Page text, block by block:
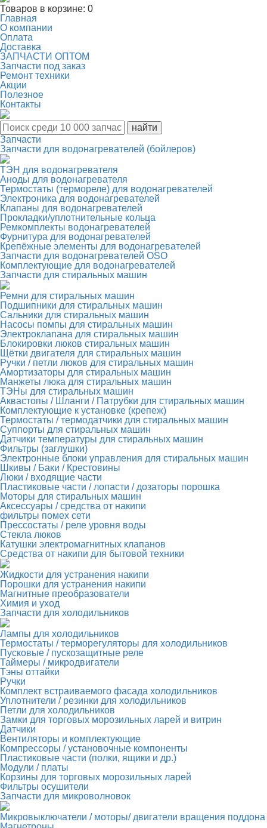
Товаров в корзине: 0
Главная
О компании
Оплата
Доставка
ЗАПЧАСТИ ОПТОМ
Запчасти под заказ
Ремонт техники
Акции
Полезное
Контакты
Запчасти
Запчасти для водонагревателей (бойлеров)
ТЭН для водонагревателя
Аноды для водонагревателя
Термостаты (термореле) для водонагревателей
Электроника для водонагревателей
Клапаны для водонагревателей
Прокладки/уплотнительные кольца
Ремкомплекты водонагревателей
Фурнитура для водонагревателей
Крепёжные элементы для водонагревателей
Запчасти для водонагревателей OSO
Комплектующие для водонагревателей
Запчасти для стиральных машин
Ремни для стиральных машин
Подшипники для стиральных машин
Сальники для стиральных машин
Насосы помпы для стиральных машин
Электроклапана для стиральных машин
Блокировки люков стиральных машин
Щётки двигателя для стиральных машин
Ручки / петли люков для стиральных машин
Амортизаторы для стиральных машин
Манжеты люка для стиральных машин
ТЭНы для стиральных машин
Аквастопы / Шланги / Патрубки для стиральных машин
Комплектующие к установке (крепеж)
Термостаты / термодатчики для стиральных машин
Суппорты для стиральных машин
Датчики температуры для стиральных машин
Фильтры (заглушки)
Электронные блоки управления для стиральных машин
Шкивы / Баки / Крестовины
Люки / входящие части
Пластиковые части / лопасти / дозаторы порошка
Моторы для стиральных машин
Аксессуары / средства от накипи
фильтры помех сети
Прессостаты / реле уровня воды
Стекла люков
Катушки электромагнитных клапанов
Средства от накипи для бытовой техники
Жидкости для устранения накипи
Порошки для устранения накипи
Магнитные преобразователи
Химия и уход
Запчасти для холодильников
Лампы для холодильников
Термостаты / терморегуляторы для холодильников
Пусковые / пускозащитные реле
Таймеры / микродвигатели
Тэны оттайки
Ручки
Комплект встраиваемого фасада холодильников
Уплотнители / резинки для холодильников
Петли для холодильников
Замки для торговых морозильных ларей и витрин
Датчики
Вентиляторы и комплектующие
Компрессоры / установочные компоненты
Пластиковые части (полки, ящики и др.)
Модули / платы
Корзины для торговых морозильных ларей
Фильтры осушители
Запчасти для микроволновок
Микровыключатели / моторы/ двигатели вращения поддона